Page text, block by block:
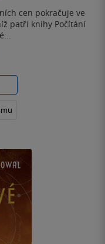
cen pokračuje ve
patří knihy Počítání